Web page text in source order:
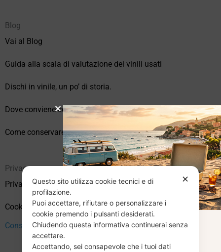
Blog
Vai al Blog
Guida alla scala di valutazione dei vinili usati
Dischi in vinile, un po’ di storia.
Dove conviene comprare vinili online?
Come conservare correttamente i vinili usati
Privacy
Privacy Policy
Cookie Policy (UE)
Consenso
✕
Questo sito utilizza cookie tecnici e di
profilazione.
Puoi accettare, rifiutare o personalizzare i
cookie premendo i pulsanti desiderati.
Chiudendo questa informativa continuerai senza
accettare.
Accettando, sei consapevole che i tuoi dati
CHIUSURA